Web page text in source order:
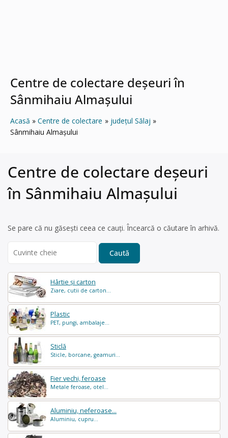
Centre de colectare deșeuri în
Sânmihaiu Almaşului
Acasă Centre de colectare
județul Sălaj
Sânmihaiu Almaşului
Hârtie și carton
Ziare, cutii de carton...
Plastic
PET, pungi, ambalaje...
Sticlă
Sticle, borcane, geamuri...
Fier vechi, feroase
Metale feroase, otel...
Aluminiu, neferoase...
Aluminiu, cupru...
Centre de colectare deșeuri
în Sânmihaiu Almaşului
Se pare că nu găsești ceea ce cauți. Încearcă o căutare în arhivă.
for: